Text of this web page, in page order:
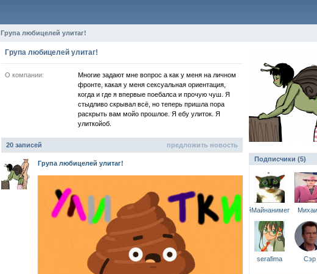
Група любицелей улитаг!
Група любицелей улитаг!
О компании:
Многие задают мне вопрос а как у меня на личном
фронте, какая у меня сексуальная ориентация,
когда и где я впервые поебалса и прочую чуш. Я
стыдливо скрывал всё, но теперь пришла пора
раскрыть вам мойо прошлое. Я ебу улиток. Я
улиткойоб.
20 записей предложить новость
Група любицелей улитаг!
Подписчики (5)
КрутойМайнанимепацана
serafima Сэр